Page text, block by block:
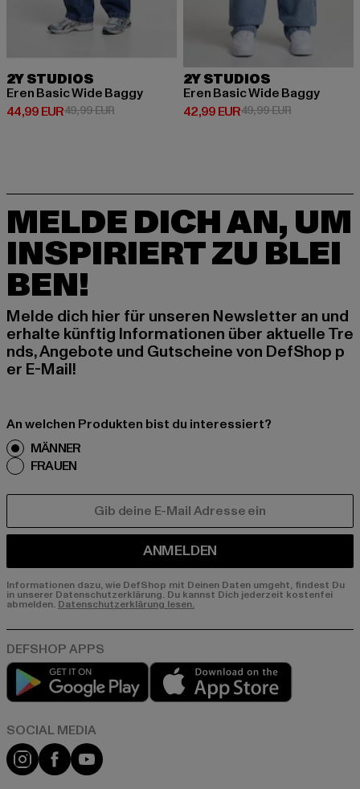
2Y STUDIOS
Eren Basic Wide Baggy
44,99 EUR
Derzeitiger Preis: 44,99 EUR
49,99 EURAktionspreis: 49,99 EUR
2Y STUDIOS
Eren Basic Wide Baggy
42,99 EUR
Derzeitiger Preis: 42,99 EUR
49,99 EURAktionspreis:
MELDE DICH AN, UM
INSPIRIERT ZU BLEI
BEN!
Melde dich hier für unseren Newsletter an und
erhalte künftig Informationen über aktuelle Tre
nds, Angebote und Gutscheine von DefShop p
er E-Mail!
An welchen Produkten bist du interessiert?
MÄNNER
FRAUEN
ANMELDEN
Informationen dazu, wie DefShop mit Deinen Daten umgeht, findest Du
in unserer Datenschutzerklärung. Du kannst Dich jederzeit kostenfei
abmelden. Datenschutzerklärung lesen.
Play market
Instagram
FacebookYouTube